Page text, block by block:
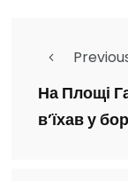
На Площі
в’їхав у